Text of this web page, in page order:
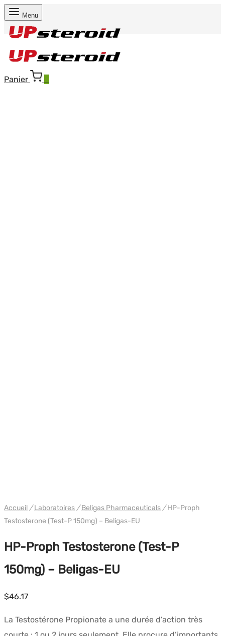
Menu
Panier
Accueil / Laboratoires / Beligas Pharmaceuticals /HP-Proph
Testosterone (Test-P 150mg) – Beligas-EU
HP-Proph Testosterone (Test-P
150mg) – Beligas-EU
$46.17
La Testostérone Propionate a une durée d’action très